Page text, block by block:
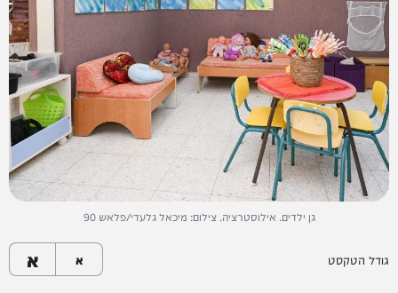
גן ילדים. אילוסטרציה. צילום: מיכאל גלעדי/פלאש 90
גודל הטקסט א א